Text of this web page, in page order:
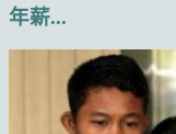
年薪...